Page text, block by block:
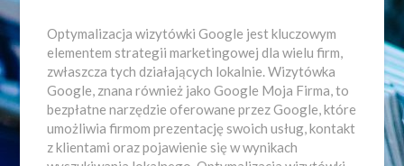
Optymalizacja wizytówki Google jest kluczowym
elementem strategii marketingowej dla wielu firm,
zwłaszcza tych działających lokalnie. Wizytówka
Google, znana również jako Google Moja Firma, to
bezpłatne narzędzie oferowane przez Google, które
umożliwia firmom prezentację swoich usług, kontakt
z klientami oraz pojawienie się w wynikach